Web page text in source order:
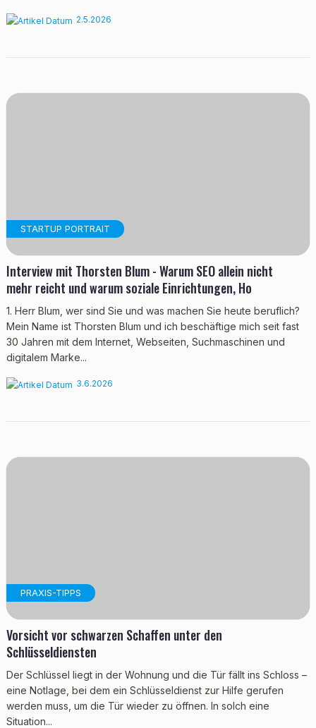
2.5.2026
STARTUP PORTRAIT
Interview mit Thorsten Blum - Warum SEO allein nicht
mehr reicht und warum soziale Einrichtungen, Ho
1. Herr Blum, wer sind Sie und was machen Sie heute beruflich?
Mein Name ist Thorsten Blum und ich beschäftige mich seit fast
30 Jahren mit dem Internet, Webseiten, Suchmaschinen und
digitalem Marke...
3.6.2026
PRAXIS-TIPPS
Vorsicht vor schwarzen Schaffen unter den
Schlüsseldiensten
Der Schlüssel liegt in der Wohnung und die Tür fällt ins Schloss –
eine Notlage, bei dem ein Schlüsseldienst zur Hilfe gerufen
werden muss, um die Tür wieder zu öffnen. In solch eine
Situation...